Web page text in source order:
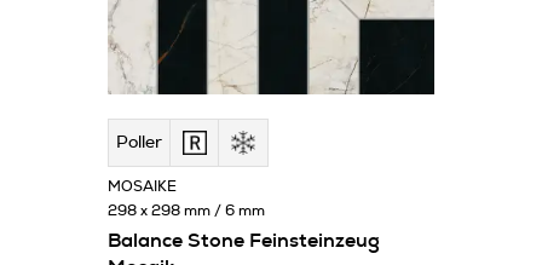
Poller
Balance Stone Feinsteinzeug
MOSAIKE
298 x 298 mm / 6 mm